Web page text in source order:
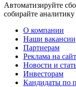
Автоматизируйте
собирайте
О компании
Наши вакансии
Партнерам
Реклама на
Новости и
Инвесторам
Кандидаты по